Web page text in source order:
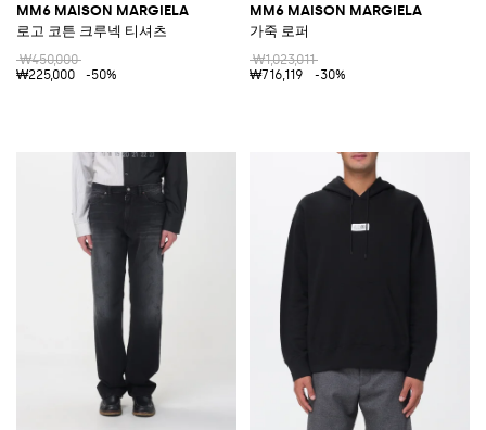
MM6 MAISON MARGIELA
로고 코튼 크루넥 티셔츠
₩450,000
₩225,000
-50%
MM6 MAISON MARGIELA
가죽 로퍼
₩1,023,011
₩716,119
-30%